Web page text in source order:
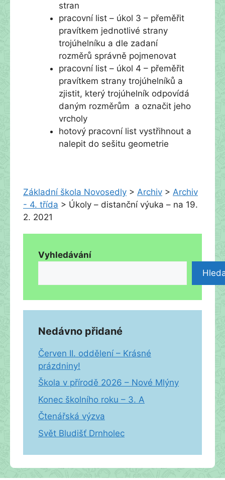
stran
pracovní list – úkol 3 – přeměřit
pravítkem jednotlivé strany
trojúhelníku a dle zadaní
rozměrů správně pojmenovat
pracovní list – úkol 4 – přeměřit
pravítkem strany trojúhelníků a
zjistit, který trojúhelník odpovídá
daným rozměrům a označit jeho
vrcholy
hotový pracovní list vystřihnout a
nalepit do sešitu geometrie
Základní škola Novosedly > Archiv > Archiv
- 4. třída > Úkoly – distanční výuka – na 19.
2. 2021
Vyhledávání
Nedávno přidané
Červen II. oddělení – Krásné
prázdniny!
Škola v přírodě 2026 – Nové Mlýny
Konec školního roku – 3. A
Čtenářská výzva
Svět Bludišť Drnholec